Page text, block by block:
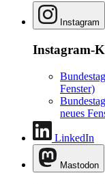
Instagram
Instagram-
Bundestag
Fenster)
neues
LinkedIn
Mastodon